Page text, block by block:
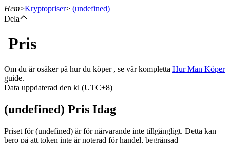
Terminer
Hem>Kryptopriser> (undefined)
Dela
Pris
Om du är osäker på hur du köper , se vår kompletta Hur Man Köper
guide.
Data uppdaterad den kl (UTC+8)
(undefined) Pris Idag
Priset för (undefined) är för närvarande inte tillgängligt. Detta kan
bero på att token inte är noterad för handel, begränsad